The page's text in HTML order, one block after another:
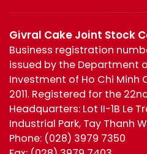
Givral Cake Joint Stock
Business registration
issued by the Department
Investment of Ho Chi Minh
2011. Registered for the
Headquarters: Lot II-1B Le
Industrial Park, Tay Thanh
Phone: (028) 3979 7350